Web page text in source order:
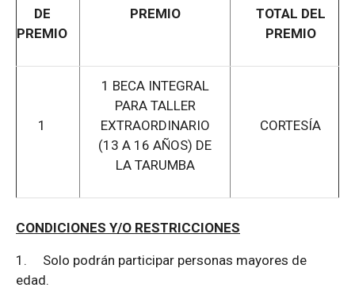
DE
PREMIO
PREMIO
TOTAL DEL
PREMIO
1
1 BECA INTEGRAL
PARA TALLER
EXTRAORDINARIO
(13 A 16 AÑOS) DE
LA TARUMBA
CORTESÍA
CONDICIONES Y/O RESTRICCIONES
1. Solo podrán participar personas mayores de
edad.